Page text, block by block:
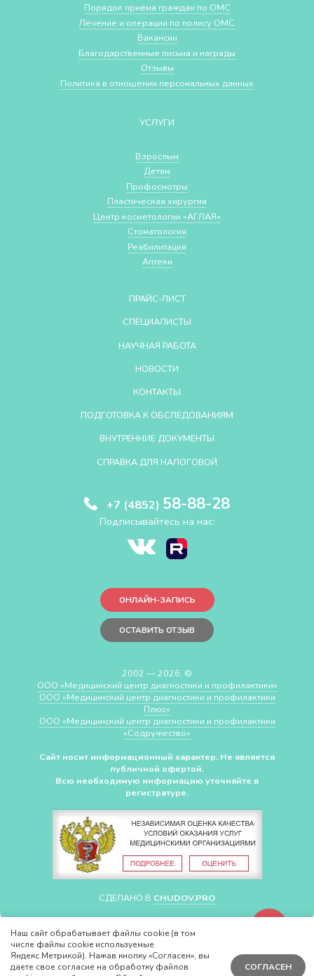
Порядок приема граждан по ОМС
Лечение и операции по полису ОМС
Вакансии
Благодарственные письма и награды
Отзывы
Политика в отношении персональных данных
УСЛУГИ
Взрослым
Детям
Профосмотры
Пластическая хирургия
Центр косметологии «АГЛАЯ»
Стоматология
Реабилитация
Аптеки
ПРАЙС-ЛИСТ
СПЕЦИАЛИСТЫ
НАУЧНАЯ РАБОТА
НОВОСТИ
КОНТАКТЫ
ПОДГОТОВКА К ОБСЛЕДОВАНИЯМ
ВНУТРЕННИЕ ДОКУМЕНТЫ
СПРАВКА ДЛЯ НАЛОГОВОЙ
+7 (4852) 58-88-28
Подписывайтесь на нас:
ОНЛАЙН-ЗАПИСЬ
ОСТАВИТЬ ОТЗЫВ
2002 — 2026, ©
ООО «Медицинский центр диагностики и профилактики»
ООО «Медицинский центр диагностики и профилактики
Плюс»
ООО «Медицинский центр диагностики и профилактики
«Cодружество»
Сайт носит информационный характер. Не является
публичной офертой.
Всю необходимую информацию уточняйте в
регистратуре.
СДЕЛАНО В CHUDOV.PRO
Наш сайт обрабатывает файлы cookie (в том
числе файлы cookie используемые
Яндекс.Метрикой). Нажав кнопку «Согласен», вы
даете свое согласие на обработку файлов
СОГЛАСЕН